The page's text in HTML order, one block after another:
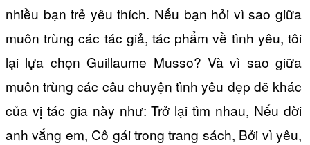
nhiều bạn trẻ yêu thích. Nếu bạn hỏi vì sao giữa
muôn trùng các tác giả, tác phẩm về tình yêu, tôi
lại lựa chọn Guillaume Musso? Và vì sao giữa
muôn trùng các câu chuyện tình yêu đẹp đẽ khác
của vị tác gia này như: Trở lại tìm nhau, Nếu đời
anh vắng em, Cô gái trong trang sách, Bởi vì yêu,